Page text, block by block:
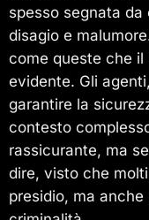
spesso segnata
disagio e
come queste che il
evidente. Gli
garantire la
contesto
rassicurante, ma
dire, visto che
presidio, ma